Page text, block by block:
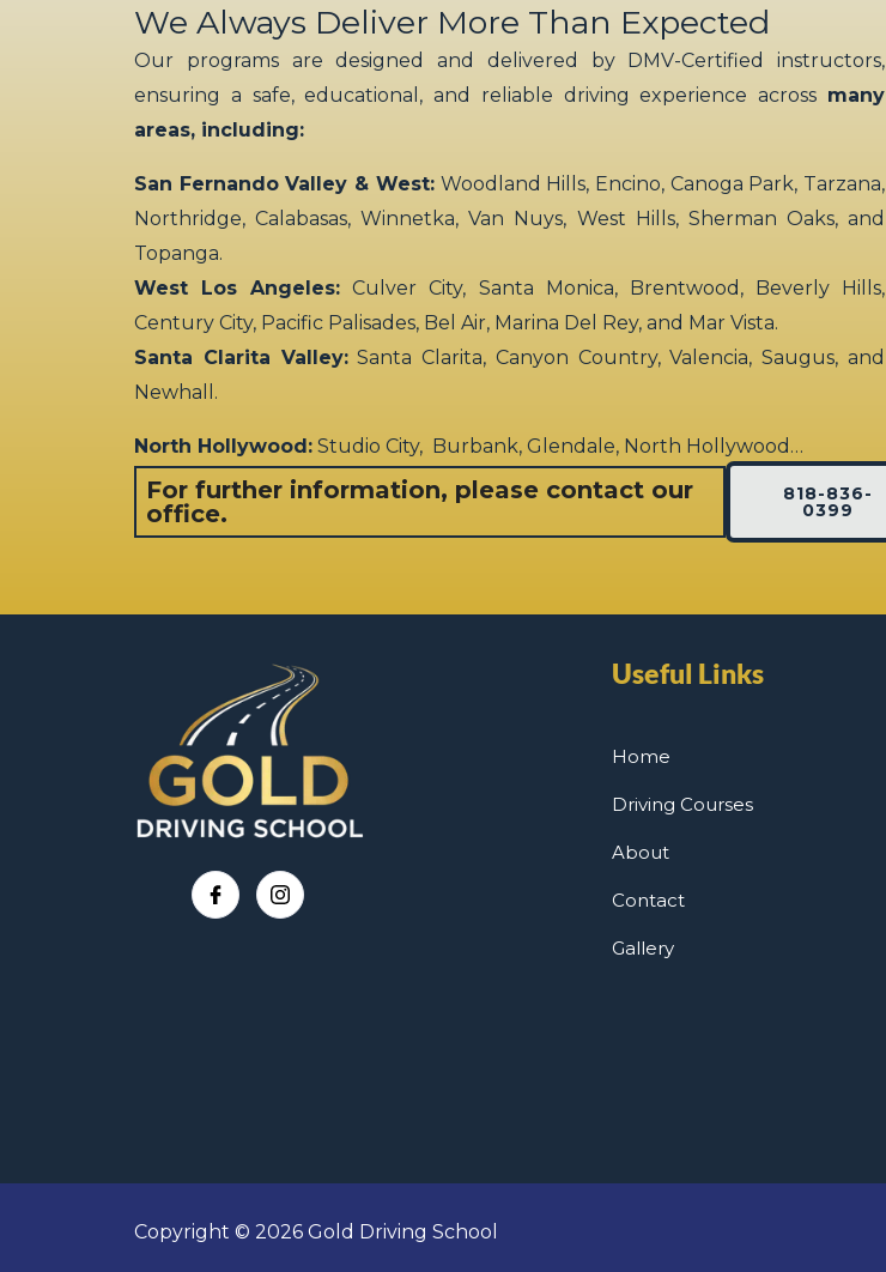
We Always Deliver More Than Expected
Our programs are designed and delivered by DMV-Certified instructors,
ensuring a safe, educational, and reliable driving experience across many
areas, including:
San Fernando Valley & West:Woodland Hills, Encino, Canoga Park, Tarzana,
Northridge, Calabasas, Winnetka, Van Nuys, West Hills, Sherman Oaks, and
Topanga.
West Los Angeles: Culver City, Santa Monica, Brentwood, Beverly Hills,
Century City, Pacific Palisades, Bel Air, Marina Del Rey, and Mar Vista.
Santa Clarita Valley:Santa Clarita, Canyon Country, Valencia, Saugus, and
Newhall.
North Hollywood: Studio City, Burbank, Glendale, North Hollywood…
For further information, please contact our
office.
818-836-
0399
Useful Links
Home
Driving Courses
About
Contact
Gallery
Copyright © 2026 Gold Driving School